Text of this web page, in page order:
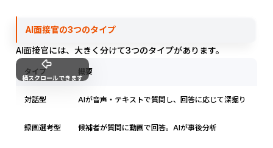
AI面接官の3つのタイプ
AI面接官には、大きく分けて3つのタイプがあります。
横スクロールできます
タイプ
対話型
録画選考型
概要
AIが音声・テキストで質問し、回答に応じて深掘り
候補者が質問に動画で回答。AIが事後分析